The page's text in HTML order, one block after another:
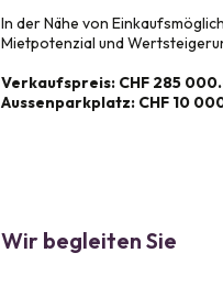
In der Nähe von
Mietpotenzial und
Verkaufspreis: CHF 285
Aussenparkplatz: CHF 10
Wir begleiten Sie